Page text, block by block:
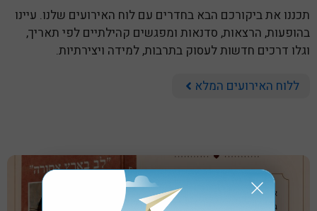
תכננו את ביקורכם הבא בחדרים עם לוח האירועים שלנו. עיינו
בהופעות, הרצאות, סדנאות ומפגשים קהילתיים לפי תאריך,
וגלו דרכים חדשות לעסוק בתרבות, למידה ויצירתיות.
ללוח האירועים המלא